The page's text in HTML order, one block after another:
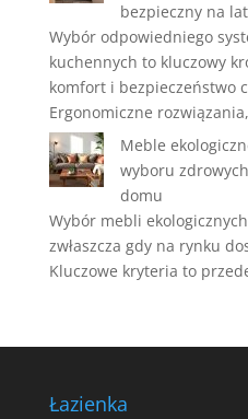
bezpieczny na
Wybór odpowiedniego
kuchennych to kluczowy
komfort i bezpieczeństwo
Ergonomiczne
Meble
wyboru
domu
Wybór mebli
zwłaszcza gdy na rynku
Kluczowe kryteria to
Łazienka